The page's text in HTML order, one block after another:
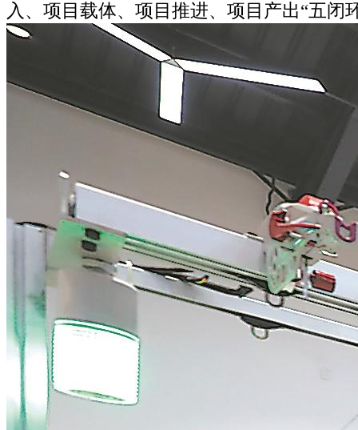
入、项目载体、项目推进、项目产出“五闭